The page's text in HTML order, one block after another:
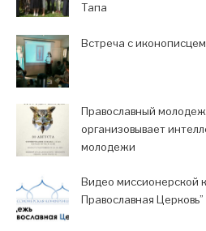
Тапа
Встреча с
Православный
организовывает
молодежи
Видео миссионерской
Православная Церковь”